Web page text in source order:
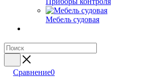
Мебель судовая
Сравнение0